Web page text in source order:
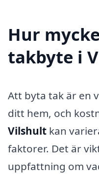
Hur
takbyte i
Att byta tak är en
ditt hem, och
Vilshult kan
faktorer. Det är
uppfattning om